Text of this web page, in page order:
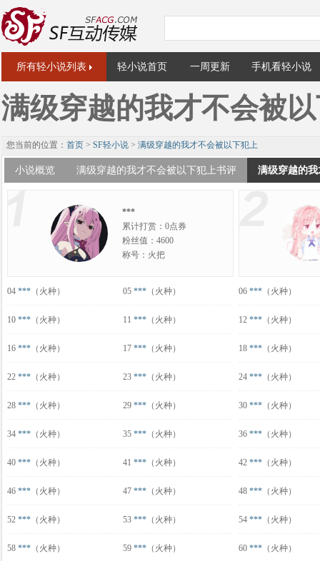
所有轻小说列表 轻小说首页 一周更新 手机看轻小说
满级穿越的我才不会被
您当前的位置： 首页 > SF轻小说 > 满级穿越的我才不会被以下犯上
小说概览 满级穿越的我才不会被以下犯上书评 满级穿越的
***
累计打赏：0点券
粉丝值：4600
称号：火把
04 *** （火种） 05 *** （火种） 06 *** （火种）
10 *** （火种） 11 *** （火种） 12 *** （火种）
16 *** （火种） 17 *** （火种） 18 *** （火种）
22 *** （火种） 23 *** （火种） 24 *** （火种）
28 *** （火种） 29 *** （火种） 30 *** （火种）
34 *** （火种） 35 *** （火种） 36 *** （火种）
40 *** （火种） 41 *** （火种） 42 *** （火种）
46 *** （火种） 47 *** （火种） 48 *** （火种）
52 *** （火种） 53 *** （火种） 54 *** （火种）
58 *** （火种） 59 *** （火种） 60 *** （火种）